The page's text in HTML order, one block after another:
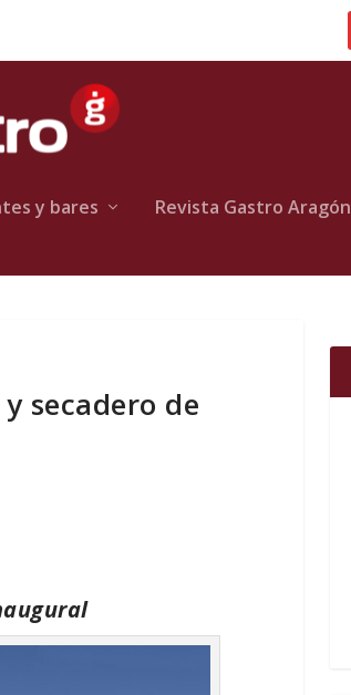
y bares Revista Gastro Aragón
secadero de